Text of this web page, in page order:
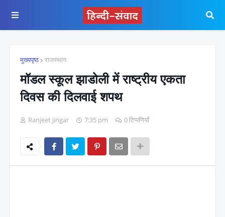
मुख्यपृष्ठ राजस्थान
मॉडल स्कूल झाडोली में राष्ट्रीय एकता
दिवस की दिलवाई शपथ
Ranjeet jingar 7:35 pm 0 टिप्पणियाँ